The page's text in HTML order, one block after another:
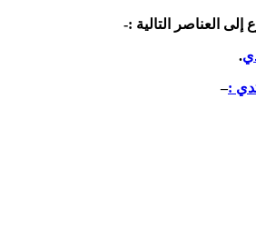
العناصر التالية :-
.
:
–